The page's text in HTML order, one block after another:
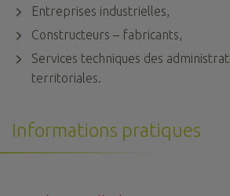
Entreprises industrielles,
Constructeurs – fabricants,
Services techniques des
territoriales.
Informations pratiques